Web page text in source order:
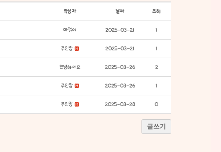
작성자 날짜 조회
마멜이 2025-03-21 1
주인장 2025-03-21 1
안녕하세요 2025-03-26 2
주인장 2025-03-26 1
주인장 2025-03-28 0
글쓰기